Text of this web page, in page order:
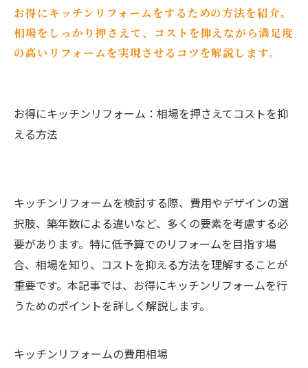
お得にキッチンリフォームをするための方法を紹介。
相場をしっかり押さえて、コストを抑えながら満足度
の高いリフォームを実現させるコツを解説します。
お得にキッチンリフォーム：相場を押さえてコストを抑
える方法
キッチンリフォームを検討する際、費用やデザインの選
択肢、築年数による違いなど、多くの要素を考慮する必
要があります。特に低予算でのリフォームを目指す場
合、相場を知り、コストを抑える方法を理解することが
重要です。本記事では、お得にキッチンリフォームを行
うためのポイントを詳しく解説します。
キッチンリフォームの費用相場